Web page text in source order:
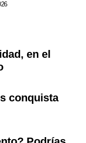
en el
conquista